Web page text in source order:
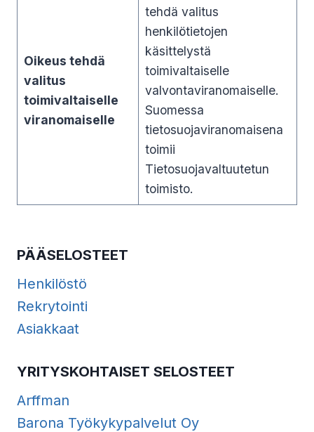
Oikeus tehdä
valitus
toimivaltaiselle
viranomaiselle
tehdä valitus
henkilötietojen
käsittelystä
toimivaltaiselle
valvontaviranomaiselle.
Suomessa
tietosuojaviranomaisena
toimii
Tietosuojavaltuutetun
toimisto.
PÄÄSELOSTEET
Henkilöstö
Rekrytointi
Asiakkaat
YRITYSKOHTAISET SELOSTEET
Arffman
Barona Työkykypalvelut Oy